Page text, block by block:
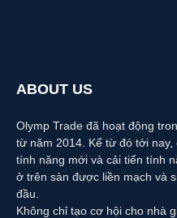
ABOUT US
Olymp Trade đã hoạt động
từ năm 2014. Kể từ đó tới
tính năng mới và cải tiến tính
ở trên sàn được liền mạch và
đầu.
Không chỉ tạo cơ hội cho nhà